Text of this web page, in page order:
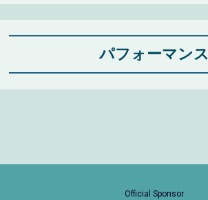
パフォーマンス
Official Sponsor